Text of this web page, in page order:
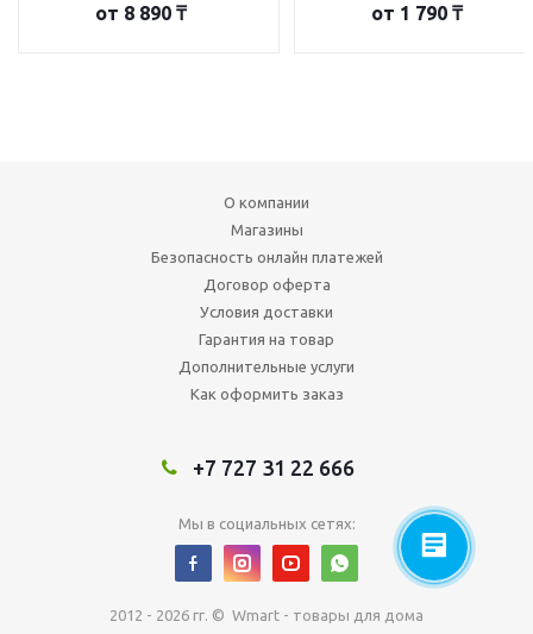
от 8 890 ₸ от 1 790 ₸
О компании
Магазины
Безопасность онлайн платежей
Договор оферта
Условия доставки
Гарантия на товар
Дополнительные услуги
Как оформить заказ
+7 727 31 22 666
Мы в социальных сетях:
2012 - 2026 гг. © Wmart - товары для дома